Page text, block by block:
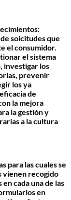
soicitudes que
el consumidor.
el sistema
investigar los
prevenir
los ya
de
la mejora
la gestión y
a la cultura
para las cuales se
vienen recogido
cada una de las
en